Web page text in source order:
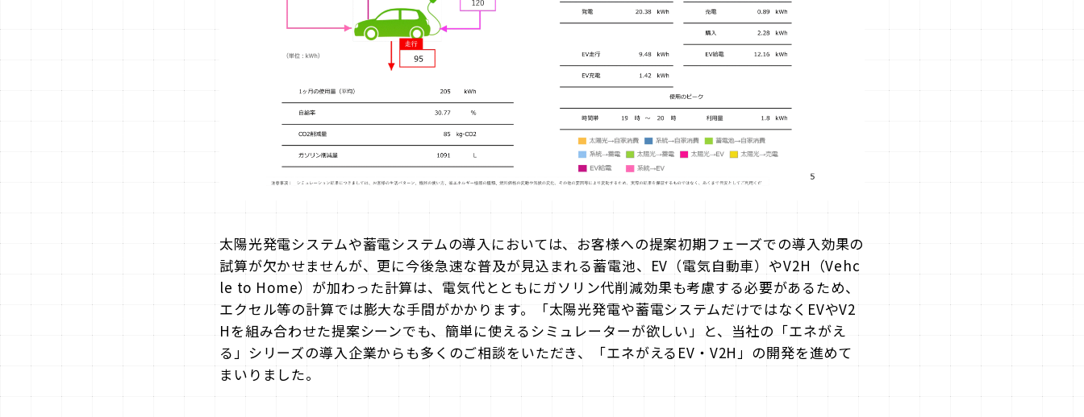
太陽光発電システムや蓄電システムの導入においては、お客様への提案初期フェーズでの導入効果の
試算が欠かせませんが、更に今後急速な普及が見込まれる蓄電池、EV（電気自動車）やV2H（Vehc
le to Home）が加わった計算は、電気代とともにガソリン代削減効果も考慮する必要があるため、
エクセル等の計算では膨大な手間がかかります。「太陽光発電や蓄電システムだけではなくEVやV2
Hを組み合わせた提案シーンでも、簡単に使えるシミュレーターが欲しい」と、当社の「エネがえ
る」シリーズの導入企業からも多くのご相談をいただき、「エネがえるEV・V2H」の開発を進めて
まいりました。